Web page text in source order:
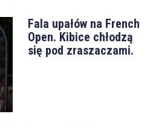
Fala upałów na French
Open. Kibice chłodzą
się pod zraszaczami.